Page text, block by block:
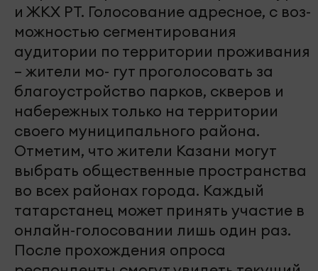
и ЖКХ РТ. Голосование адресное, с воз-
можностью сегментирования
аудитории по территории проживания
– жители мо- гут проголосовать за
благоустройство парков, скверов и
набережных только на территории
своего муниципального района.
Отметим, что жители Казани могут
выбрать общественные пространства
во всех районах города. Каждый
татарстанец может принять участие в
онлайн-голосовании лишь один раз.
После прохождения опроса